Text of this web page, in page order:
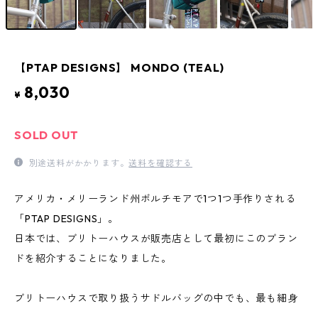
【PTAP DESIGNS】 MONDO (TEAL)
¥ 8,030
SOLD OUT
別途送料がかかります。送料を確認する
アメリカ・メリーランド州ボルチモアで1つ1つ手作りされる
「PTAP DESIGNS」。
日本では、ブリトーハウスが販売店として最初にこのブラン
ドを紹介することになりました。
ブリトーハウスで取り扱うサドルバッグの中でも、最も細身